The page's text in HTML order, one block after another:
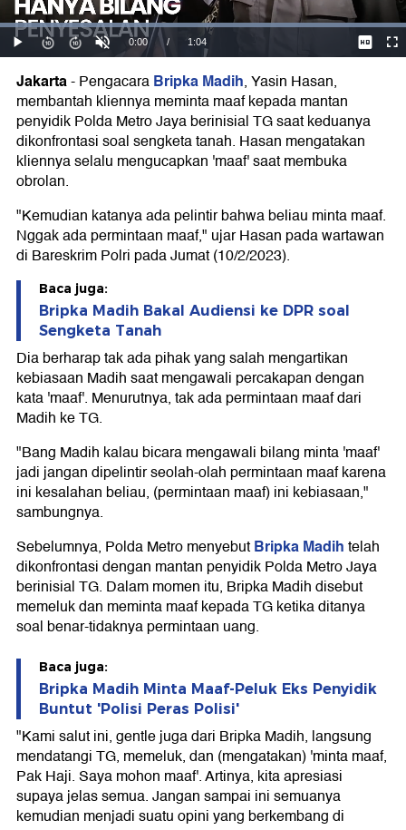
Jakarta-PengacaraBripka Madih, Yasin Hasan,
membantah kliennya meminta maaf kepada mantan
penyidik Polda Metro Jaya berinisial TG saat keduanya
dikonfrontasi soal sengketa tanah. Hasan mengatakan
kliennya selalu mengucapkan 'maaf' saat membuka
obrolan.
"Kemudian katanya ada pelintir bahwa beliau minta maaf.
Nggak ada permintaan maaf," ujar Hasan pada wartawan
di Bareskrim Polri pada Jumat (10/2/2023).
Baca juga:
Bripka Madih Bakal Audiensi ke DPR soal
Sengketa Tanah
Dia berharap tak ada pihak yang salah mengartikan
kebiasaan Madih saat mengawali percakapan dengan
kata 'maaf'. Menurutnya, tak ada permintaan maaf dari
Madih ke TG.
"Bang Madih kalau bicara mengawali bilang minta 'maaf'
jadi jangan dipelintir seolah-olah permintaan maaf karena
ini kesalahan beliau, (permintaan maaf) ini kebiasaan,"
sambungnya.
Sebelumnya, Polda Metro menyebutBripka Madihtelah
dikonfrontasi dengan mantan penyidik Polda Metro Jaya
berinisial TG. Dalam momen itu, Bripka Madih disebut
memeluk dan meminta maaf kepada TG ketika ditanya
soal benar-tidaknya permintaan uang.
Baca juga:
Bripka Madih Minta Maaf-Peluk Eks Penyidik
Buntut 'Polisi Peras Polisi'
"Kami salut ini, gentle juga dari Bripka Madih, langsung
mendatangi TG, memeluk, dan (mengatakan) 'minta maaf,
Pak Haji. Saya mohon maaf'. Artinya, kita apresiasi
supaya jelas semua. Jangan sampai ini semuanya
kemudian menjadi suatu opini yang berkembang di